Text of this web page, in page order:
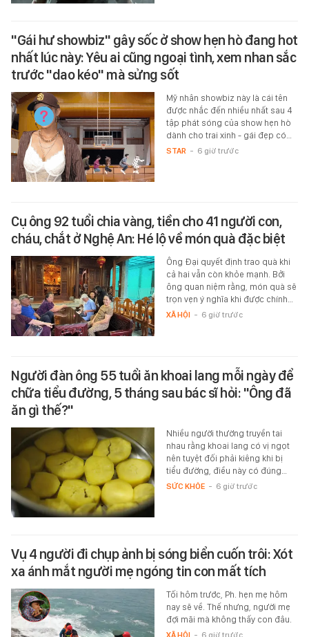
"Gái hư showbiz" gây sốc ở show hẹn hò đang hot
nhất lúc này: Yêu ai cũng ngoại tình, xem nhan sắc
trước "dao kéo" mà sửng sốt
Mỹ nhân showbiz này là cái tên
được nhắc đến nhiều nhất sau 4
tập phát sóng của show hẹn hò
dành cho trai xinh - gái đẹp có…
STAR - 6 giờ trước
Cụ ông 92 tuổi chia vàng, tiền cho 41 người con,
cháu, chắt ở Nghệ An: Hé lộ về món quà đặc biệt
Ông Đại quyết định trao quà khi
cả hai vẫn còn khỏe mạnh. Bởi
ông quan niệm rằng, món quà sẽ
trọn vẹn ý nghĩa khi được chính…
XÃ HỘI - 6 giờ trước
Người đàn ông 55 tuổi ăn khoai lang mỗi ngày để
chữa tiểu đường, 5 tháng sau bác sĩ hỏi: "Ông đã
ăn gì thế?"
Nhiều người thường truyền tai
nhau rằng khoai lang có vị ngọt
nên tuyệt đối phải kiêng khi bị
tiểu đường, điều này có đúng…
SỨC KHỎE - 6 giờ trước
Vụ 4 người đi chụp ảnh bị sóng biển cuốn trôi: Xót
xa ánh mắt người mẹ ngóng tin con mất tích
Tối hôm trước, Ph. hẹn mẹ hôm
nay sẽ về. Thế nhưng, người mẹ
đợi mãi mà không thấy con đâu.
XÃ HỘI - 6 giờ trước